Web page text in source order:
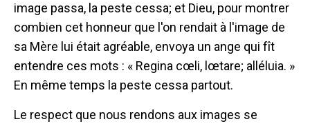
image passa, la peste cessa; et Dieu, pour montrer
combien cet honneur que l'on rendait à l'image de
sa Mère lui était agréable, envoya un ange qui fît
entendre ces mots : « Regina cœli, lœtare; alléluia. »
En même temps la peste cessa partout.
Le respect que nous rendons aux images se